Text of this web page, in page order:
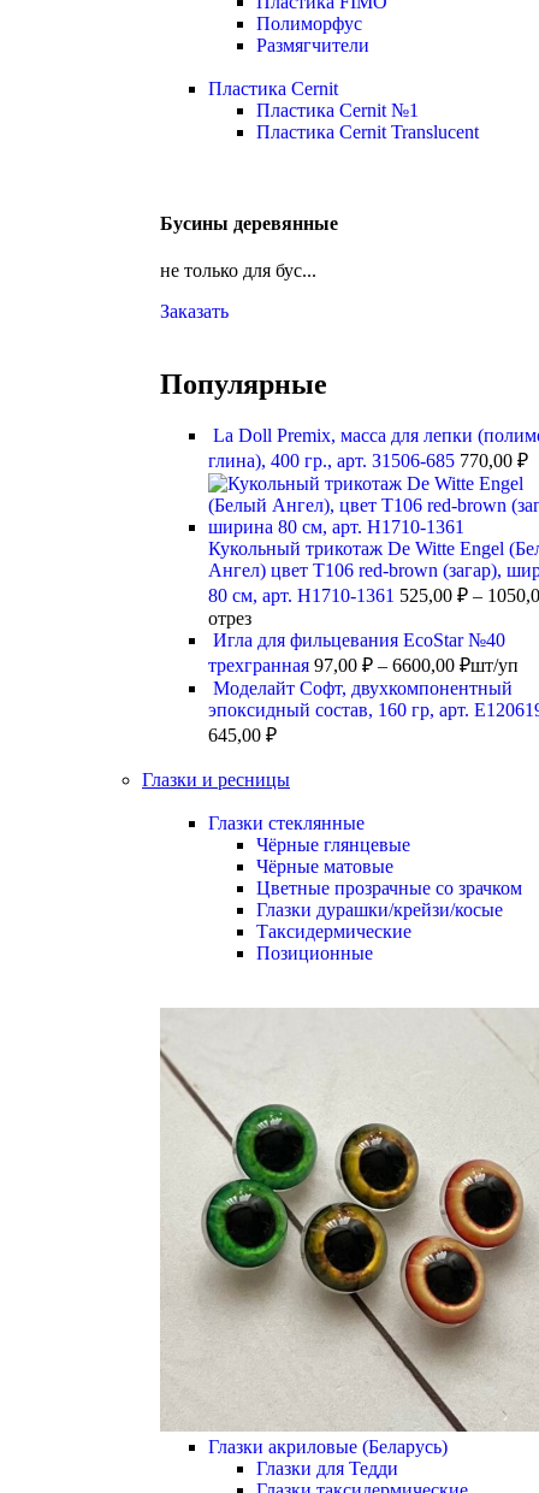
Полиморфус
Размягчители
Пластика Cernit
Пластика Cernit №1
Пластика Cernit Translucent
Бусины деревянные
не только для бус...
Заказать
Популярные
La Doll Premix, масса для лепки
глина), 400 гр., арт. З1506-685 770,00 ₽
Кукольный трикотаж De Witte Engel
Ангел) цвет Т106 red-brown (загар),
80 см, арт. Н1710-1361 525,00 ₽ –
отрез
Игла для фильцевания EcoStar №40
трехгранная 97,00 ₽ – 6600,00 ₽шт/уп
Моделайт Софт, двухкомпонентный
эпоксидный состав, 160 гр, арт.
645,00 ₽
Глазки и ресницы
Глазки стеклянные
Чёрные глянцевые
Чёрные матовые
Цветные прозрачные со зрачком
Глазки дурашки/крейзи/косые
Таксидермические
Позиционные
Глазки акриловые (Беларусь)
Глазки для Тедди